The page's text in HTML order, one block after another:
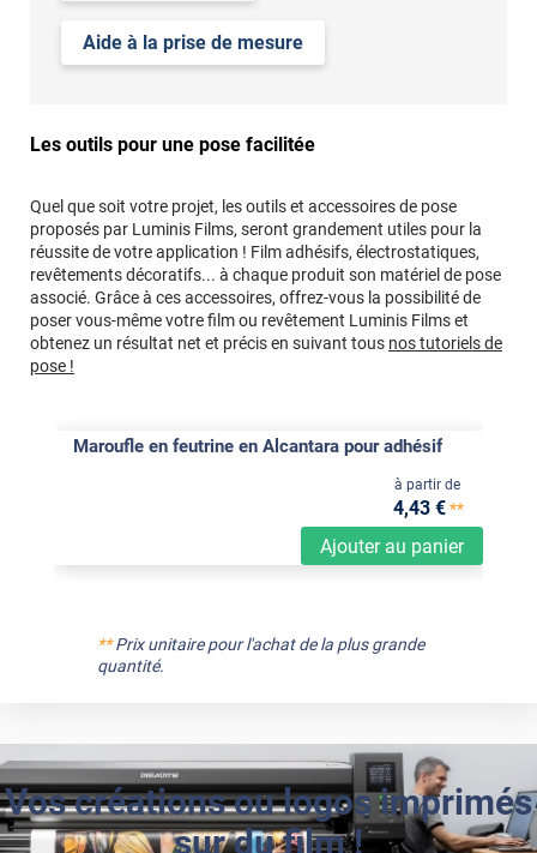
Aide à la prise de mesure
Les outils pour une pose facilitée
Quel que soit votre projet, les outils et accessoires de pose
proposés par Luminis Films, seront grandement utiles pour la
réussite de votre application ! Film adhésifs, électrostatiques,
revêtements décoratifs... à chaque produit son matériel de pose
associé. Grâce à ces accessoires, offrez-vous la possibilité de
poser vous-même votre film ou revêtement Luminis Films et
obtenez un résultat net et précis en suivant tous nos tutoriels de
pose !
Maroufle en feutrine en Alcantara pour adhésif
Ajouter au panier
à partir de
4,43 €**
**Prix unitaire pour l'achat de la plus grande
quantité.
Vos créations ou logos imprimés
sur du film !